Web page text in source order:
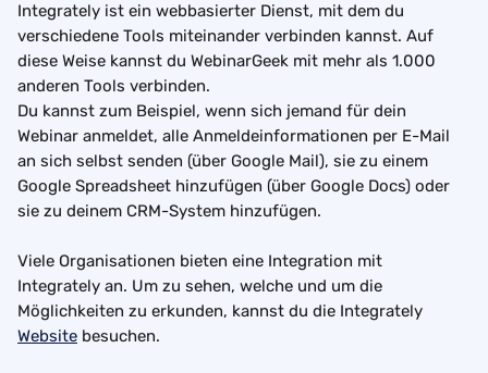
Integrately ist ein webbasierter Dienst, mit dem du
verschiedene Tools miteinander verbinden kannst. Auf
diese Weise kannst du WebinarGeek mit mehr als 1.000
anderen Tools verbinden.
Du kannst zum Beispiel, wenn sich jemand für dein
Webinar anmeldet, alle Anmeldeinformationen per E-Mail
an sich selbst senden (über Google Mail), sie zu einem
Google Spreadsheet hinzufügen (über Google Docs) oder
sie zu deinem CRM-System hinzufügen.
Viele Organisationen bieten eine Integration mit
Integrately an. Um zu sehen, welche und um die
Möglichkeiten zu erkunden, kannst du die Integrately
Website besuchen.